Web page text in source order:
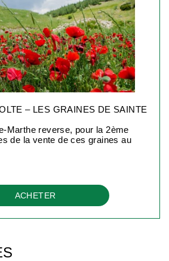
– LES GRAINES DE SAINTE
Marthe reverse, pour la 2ème
de la vente de ces graines au
ACHETER